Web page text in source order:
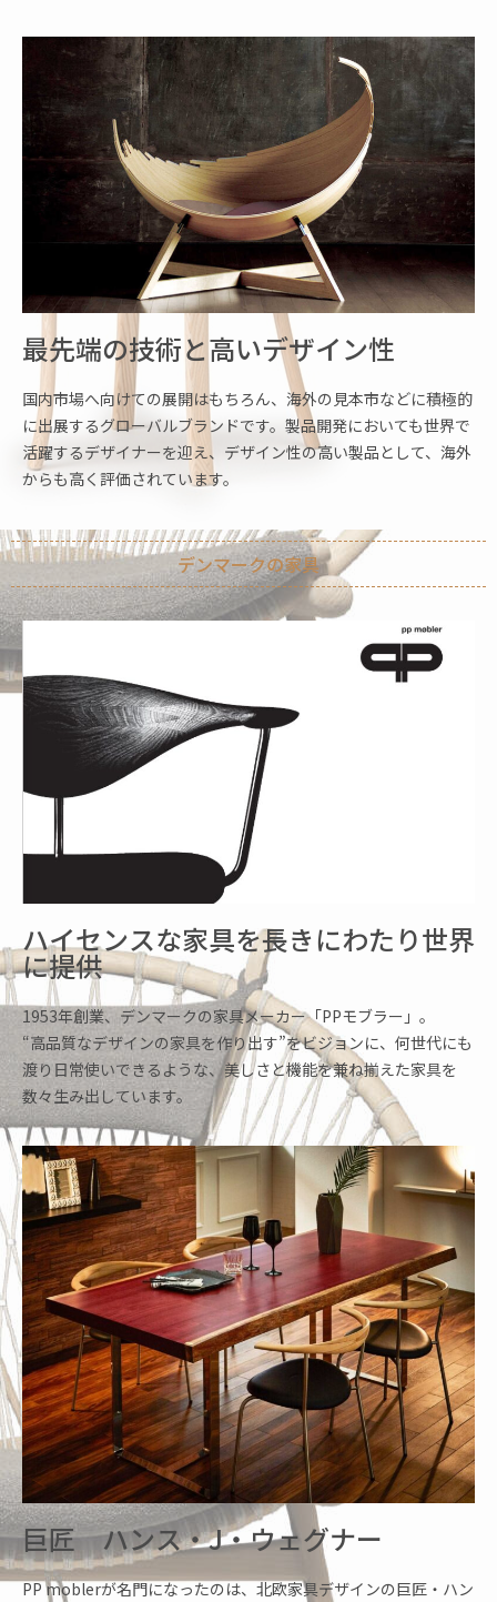
最先端の技術と高いデザイン性
国内市場へ向けての展開はもちろん、海外の見本市などに積極的
に出展するグローバルブランドです。製品開発においても世界で
活躍するデザイナーを迎え、デザイン性の高い製品として、海外
からも高く評価されています。
デンマークの家具
ハイセンスな家具を長きにわたり世界
に提供
1953年創業、デンマークの家具メーカー「PPモブラー」。
“高品質なデザインの家具を作り出す”をビジョンに、何世代にも
渡り日常使いできるような、美しさと機能を兼ね揃えた家具を
数々生み出しています。
巨匠 ハンス・J・ウェグナー
PP moblerが名門になったのは、北欧家具デザインの巨匠・ハン